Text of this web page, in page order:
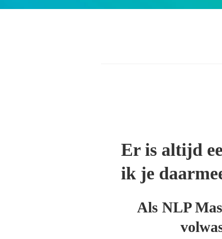
Er is altijd
ik je
Als NLP